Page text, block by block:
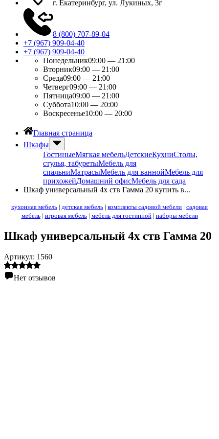
г. Екатеринбург, ул. Лукиных, 3г
8 (800) 707-89-04
+7 (967) 909-04-40
+7 (967) 909-04-40
Понедельник09:00 — 21:00
Вторник09:00 — 21:00
Среда09:00 — 21:00
Четверг09:00 — 21:00
Пятница09:00 — 21:00
Суббота10:00 — 20:00
Воскресенье10:00 — 20:00
Главная страница
Шкафы
ГостиныеМягкая мебельДетскиеКухниСтолы,
стулья, табуретыМебель для
спальниМатрасыМебель для ваннойМебель для
прихожейДомашний офисМебель для сада
Шкаф универсальный 4х ств Гамма 20 купить в...
кухонная мебель | детская мебель | комплекты садовой мебели | садовая
мебель| игровая мебель| мебель для гостинной| наборы мебели
Шкаф универсальный 4х ств Гамма 20
Артикул: 1560
Нет отзывов